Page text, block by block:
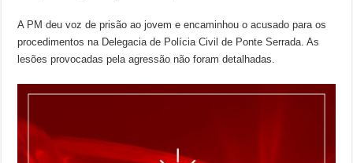
A PM deu voz de prisão ao jovem e encaminhou o acusado para os
procedimentos na Delegacia de Polícia Civil de Ponte Serrada. As
lesões provocadas pela agressão não foram detalhadas.